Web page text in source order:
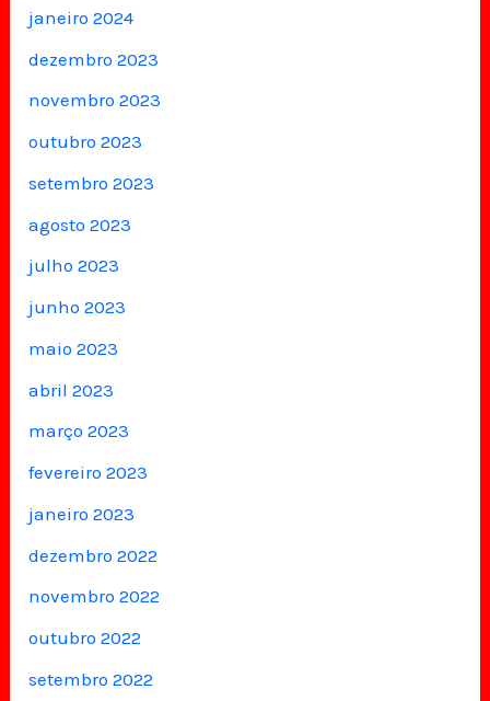
janeiro 2024
dezembro 2023
novembro 2023
outubro 2023
setembro 2023
agosto 2023
julho 2023
junho 2023
maio 2023
abril 2023
março 2023
fevereiro 2023
janeiro 2023
dezembro 2022
novembro 2022
outubro 2022
setembro 2022